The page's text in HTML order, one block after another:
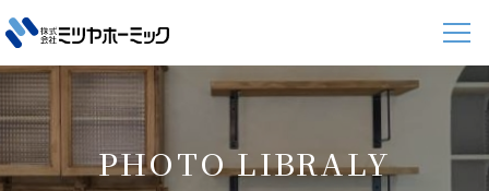
PHOTO LIBRALY